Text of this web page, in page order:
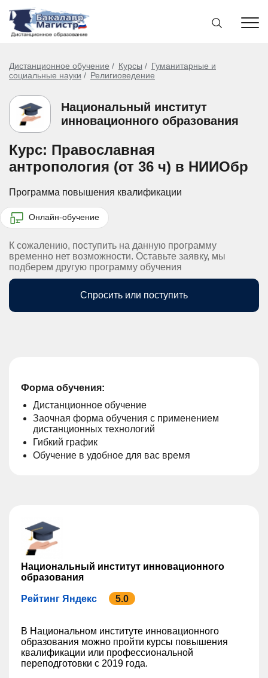
Дистанционное обучение Курсы
Гуманитарные и
социальные науки
Религиоведение
Национальный институт
инновационного образования
Курс: Православная
антропология (от 36 ч) в НИИОбр
Программа повышения квалификации
Онлайн-обучение
К сожалению, поступить на данную программу
временно нет возможности. Оставьте заявку, мы
подберем другую программу обучения
Спросить или поступить
Форма обучения:
Дистанционное обучение
Заочная форма обучения с применением
дистанционных технологий
Гибкий график
Обучение в удобное для вас время
Национальный институт инновационного
образования
Рейтинг Яндекс 5.0
В Национальном институте инновационного
образования можно пройти курсы повышения
квалификации или профессиональной
переподготовки с 2019 года.